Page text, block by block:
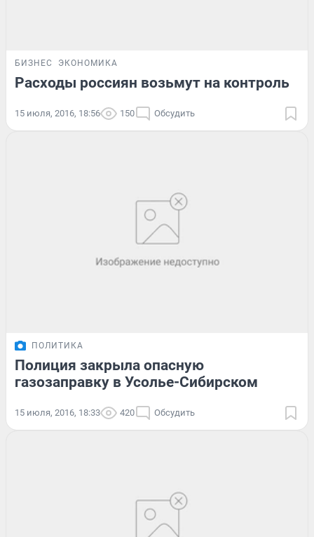
БИЗНЕС ЭКОНОМИКА
Расходы россиян возьмут на контроль
15 июля, 2016, 18:56 150 Обсудить
ПОЛИТИКА
Полиция закрыла опасную
газозаправку в Усолье-Сибирском
15 июля, 2016, 18:33 420 Обсудить